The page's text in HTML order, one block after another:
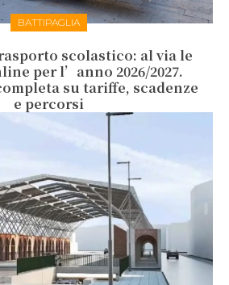
BATTIPAGLIA
scolastico: al via le
per l’anno 2026/2027.
su tariffe, scadenze
e percorsi